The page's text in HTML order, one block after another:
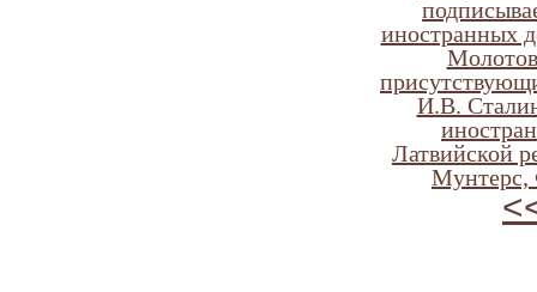
иностранных
И.В.
Латвийской